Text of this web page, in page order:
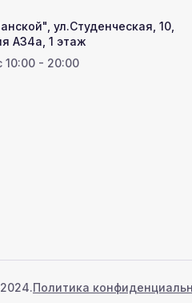
ул.Студенческая, 10,
А34а, 1 этаж
10:00 - 20:00
Политика